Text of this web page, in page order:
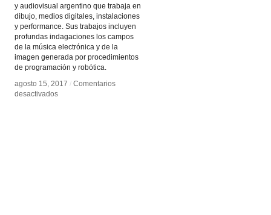
y audiovisual argentino que trabaja en
dibujo, medios digitales, instalaciones
y performance. Sus trabajos incluyen
profundas indagaciones los campos
de la música electrónica y de la
imagen generada por procedimientos
de programación y robótica.
agosto 15, 2017 / Comentarios
desactivadosen
agosto 15, 2017 / Comentarios
desactivadosen